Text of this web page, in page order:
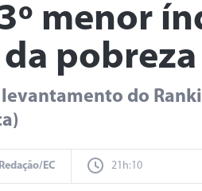
menor
pobreza
levantamento do
Redação/EC 21h:10